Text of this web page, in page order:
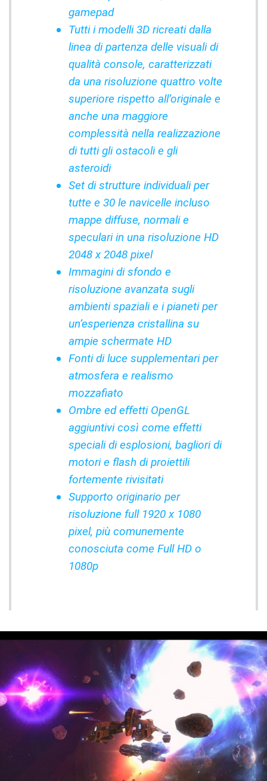
gamepad
Tutti i modelli 3D ricreati dalla
linea di partenza delle visuali di
qualità console, caratterizzati
da una risoluzione quattro volte
superiore rispetto all’originale e
anche una maggiore
complessità nella realizzazione
di tutti gli ostacoli e gli
asteroidi
Set di strutture individuali per
tutte e 30 le navicelle incluso
mappe diffuse, normali e
speculari in una risoluzione HD
2048 x 2048 pixel
Immagini di sfondo e
risoluzione avanzata sugli
ambienti spaziali e i pianeti per
un’esperienza cristallina su
ampie schermate HD
Fonti di luce supplementari per
atmosfera e realismo
mozzafiato
Ombre ed effetti OpenGL
aggiuntivi così come effetti
speciali di esplosioni, bagliori di
motori e flash di proiettili
fortemente rivisitati
Supporto originario per
risoluzione full 1920 x 1080
pixel, più comunemente
conosciuta come Full HD o
1080p